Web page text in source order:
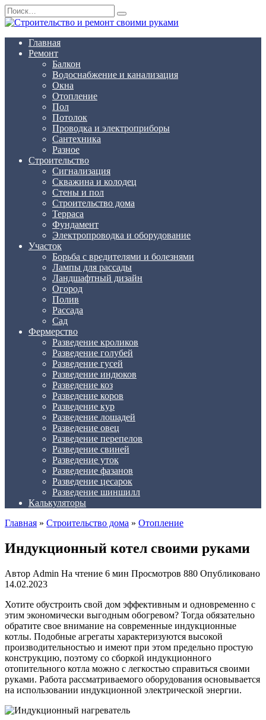
Перейти
к
содержанию
Search
for:
Главная
Ремонт
Балкон
Водоснабжение и канализация
Окна
Отопление
Пол
Потолок
Проводка и электроприборы
Сантехника
Разное
Строительство
Сигнализация
Скважина и колодец
Стены и пол
Строительство дома
Терраса
Фундамент
Электропроводка и оборудование
Участок
Борьба с вредителями и болезнями
Лампы для рассады
Ландшафтный дизайн
Огород
Полив
Рассада
Сад
Фермерство
Разведение кроликов
Разведение голубей
Разведение гусей
Разведение индюков
Разведение коз
Разведение коров
Разведение кур
Разведение лошадей
Разведение овец
Разведение перепелов
Разведение свиней
Разведение уток
Разведение фазанов
Разведение цесарок
Разведение шиншилл
Калькуляторы
Главная » Строительство дома » Отопление
Индукционный котел своими руками
Автор Admin На чтение 6 мин Просмотров 880 Опубликовано
14.02.2023
Хотите обустроить свой дом эффективным и одновременно с
этим экономически выгодным обогревом? Тогда обязательно
обратите свое внимание на современные индукционные
котлы. Подобные агрегаты характеризуются высокой
производительностью и имеют при этом предельно простую
конструкцию, поэтому со сборкой индукционного
отопительного котла можно с легкостью справиться своими
руками. Работа рассматриваемого оборудования основывается
на использовании индукционной электрической энергии.